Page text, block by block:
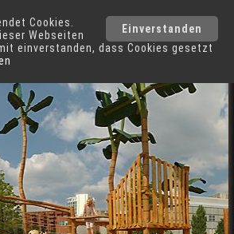
Einverstanden
Cookies.
Webseiten
einverstanden, dass Cookies gesetzt